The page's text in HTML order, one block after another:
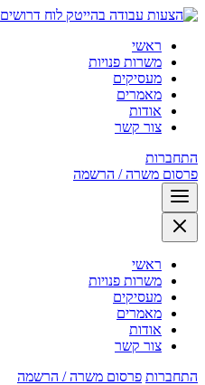
לוח דרושים
ראשי
משרות פנויות
מעסיקים
מאמרים
אודות
צור קשר
התחברות
פרסום משרה / הרשמה
ראשי
משרות פנויות
מעסיקים
מאמרים
אודות
צור קשר
התחברות פרסום משרה / הרשמה